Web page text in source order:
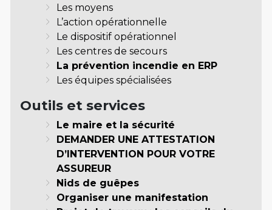
Les moyens
L’action opérationnelle
Le dispositif opérationnel
Les centres de secours
La prévention incendie en ERP
Les équipes spécialisées
Outils et services
Le maire et la sécurité
DEMANDER UNE ATTESTATION
D’INTERVENTION POUR VOTRE
ASSUREUR
Nids de guêpes
Organiser une manifestation